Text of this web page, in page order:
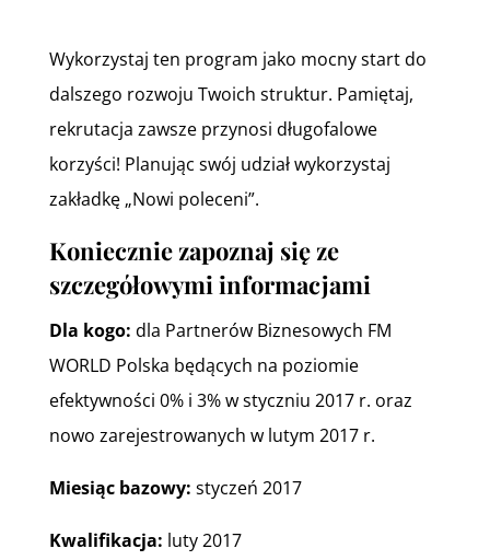
Wykorzystaj ten program jako mocny start do
dalszego rozwoju Twoich struktur. Pamiętaj,
rekrutacja zawsze przynosi długofalowe
korzyści! Planując swój udział wykorzystaj
zakładkę „Nowi poleceni”.
Koniecznie zapoznaj się ze
szczegółowymi informacjami
Dla kogo: dla Partnerów Biznesowych FM
WORLD Polska będących na poziomie
efektywności 0% i 3% w styczniu 2017 r. oraz
nowo zarejestrowanych w lutym 2017 r.
Miesiąc bazowy: styczeń 2017
Kwalifikacja: luty 2017